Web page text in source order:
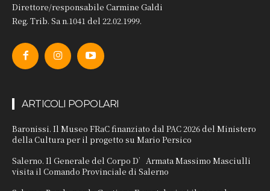
Direttore/responsabile Carmine Galdi
Reg. Trib. Sa n.1041 del 22.02.1999.
ARTICOLI POPOLARI
Baronissi. Il Museo FRaC finanziato dal PAC 2026 del Ministero
della Cultura per il progetto su Mario Persico
Salerno. Il Generale del Corpo D’Armata Massimo Masciulli
visita il Comando Provinciale di Salerno